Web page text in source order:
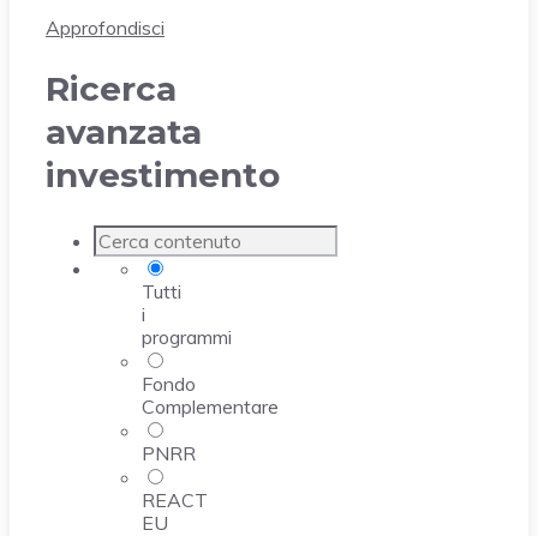
Approfondisci
Ricerca
avanzata
investimento
Tutti
i
programmi
Fondo
Complementare
PNRR
REACT
EU